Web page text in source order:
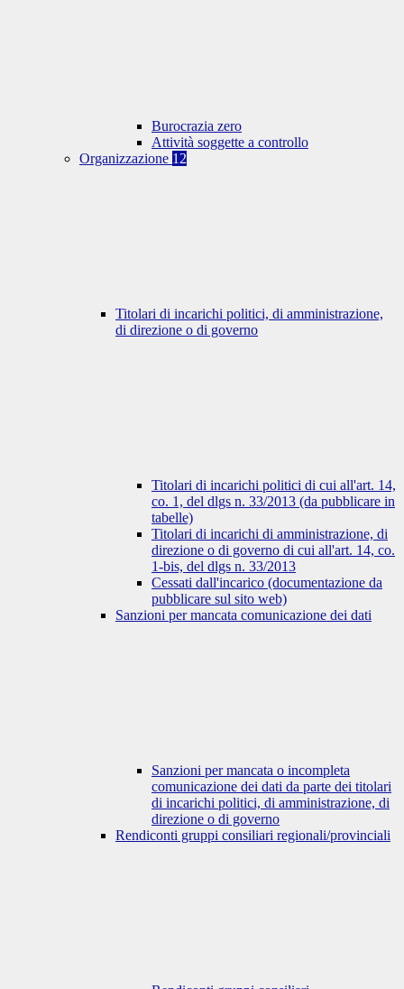
Burocrazia zero
Attività soggette a controllo
Organizzazione 12
Titolari di incarichi politici, di amministrazione,
di direzione o di governo
Titolari di incarichi politici di cui all'art. 14,
co. 1, del dlgs n. 33/2013 (da pubblicare in
tabelle)
Titolari di incarichi di amministrazione, di
direzione o di governo di cui all'art. 14, co.
1-bis, del dlgs n. 33/2013
Cessati dall'incarico (documentazione da
pubblicare sul sito web)
Sanzioni per mancata comunicazione dei dati
Sanzioni per mancata o incompleta
comunicazione dei dati da parte dei titolari
di incarichi politici, di amministrazione, di
direzione o di governo
Rendiconti gruppi consiliari regionali/provinciali